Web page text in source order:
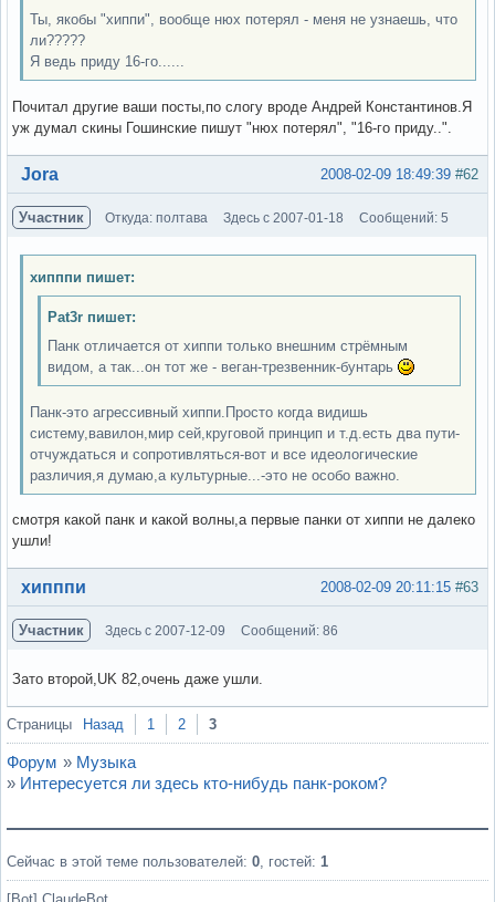
Ты, якобы "хиппи", вообще нюх потерял - меня не узнаешь, что
ли?????
Я ведь приду 16-го......
Почитал другие ваши посты,по слогу вроде Андрей Константинов.Я
уж думал скины Гошинские пишут "нюх потерял", "16-го приду..".
Вне форума #62
2008-02-09 18:49:39
Jora
Участник Откуда: полтава Здесь с 2007-01-18 Сообщений: 5
хипппи пишет:
Pat3r пишет:
Панк отличается от хиппи только внешним стрёмным
видом, а так...он тот же - веган-трезвенник-бунтарь
Панк-это агрессивный хиппи.Просто когда видишь
систему,вавилон,мир сей,круговой принцип и т.д.есть два пути-
отчуждаться и сопротивляться-вот и все идеологические
различия,я думаю,а культурные...-это не особо важно.
смотря какой панк и какой волны,а первые панки от хиппи не далеко
ушли!
Вне форума #63
2008-02-09 20:11:15
хипппи
Участник Здесь с 2007-12-09 Сообщений: 86
Зато второй,UK 82,очень даже ушли.
Вне форума
Страницы Назад 1 2 3
Форум » Музыка
» Интересуется ли здесь кто-нибудь панк-роком?
Сейчас в этой теме пользователей: 0, гостей: 1